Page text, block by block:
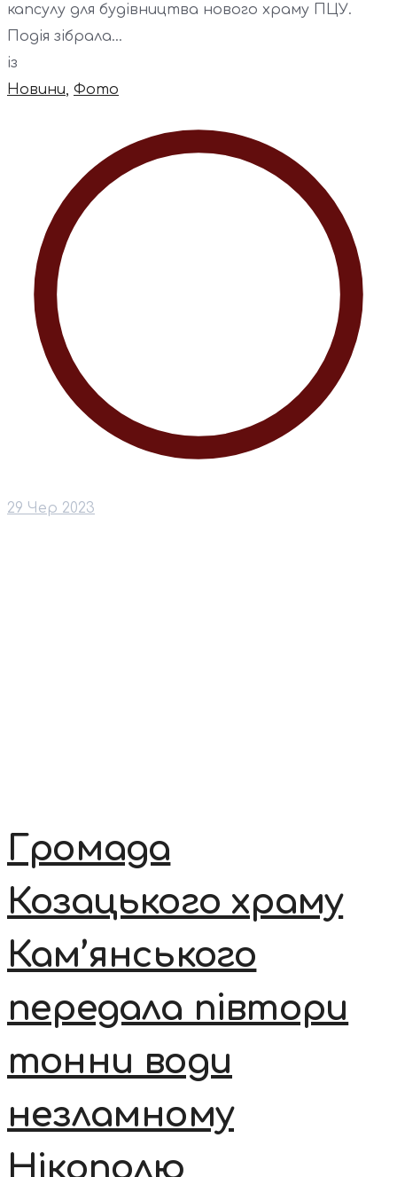
капсулу для будівництва нового храму ПЦУ.
Подія зібрала...
із
Новини, Фото
29 Чер 2023
Громада
Козацького храму
Кам’янського
передала півтори
тонни води
незламному
Нікополю